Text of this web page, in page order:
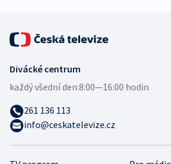
Divácké centrum
každý všední den:8:00—16:00 hodin
261 136 113
info@ceskatelevize.cz